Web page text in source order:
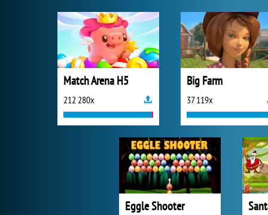
Match Arena H5
212 280x
Big Farm
37 119x
Eggle Shooter